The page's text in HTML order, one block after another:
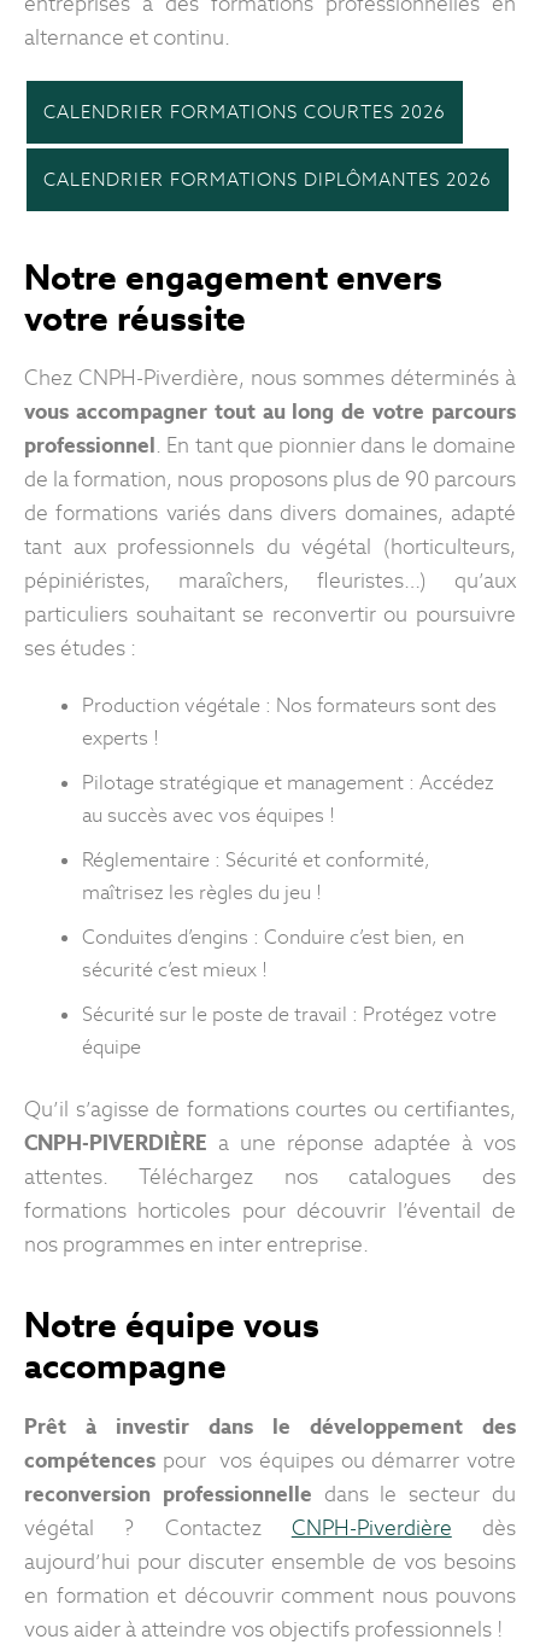
alternance et continu.
CALENDRIER FORMATIONS COURTES 2026
CALENDRIER FORMATIONS DIPLÔMANTES 2026
Notre engagement envers
votre réussite
Chez CNPH-Piverdière, nous sommes déterminés à
vous accompagner tout au long de votre parcours
professionnel. En tant que pionnier dans le domaine
de la formation, nous proposons plus de 90 parcours
de formations variés dans divers domaines, adapté
tant aux professionnels du végétal (horticulteurs,
pépiniéristes, maraîchers, fleuristes…) qu’aux
particuliers souhaitant se reconvertir ou poursuivre
ses études :
Production végétale : Nos formateurs sont des
experts !
Pilotage stratégique et management : Accédez
au succès avec vos équipes !
Réglementaire : Sécurité et conformité,
maîtrisez les règles du jeu !
Conduites d’engins : Conduire c’est bien, en
sécurité c’est mieux !
Sécurité sur le poste de travail : Protégez votre
équipe
Qu’il s’agisse de formations courtes ou certifiantes,
CNPH-PIVERDIÈRE a une réponse adaptée à vos
attentes. Téléchargez nos catalogues des
formations horticoles pour découvrir l’éventail de
nos programmes en inter entreprise.
Notre équipe vous
accompagne
Prêt à investir dans le développement des
compétences pour vos équipes ou démarrer votre
reconversion professionnelle dans le secteur du
végétal ? Contactez CNPH-Piverdière dès
aujourd’hui pour discuter ensemble de vos besoins
en formation et découvrir comment nous pouvons
vous aider à atteindre vos objectifs professionnels !